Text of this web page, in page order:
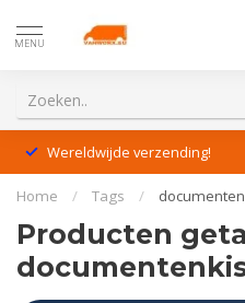
MENU
Wereldwijde verzending!
Home / Tags /
Producten